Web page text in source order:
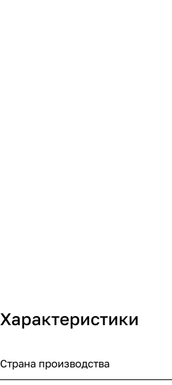
Характеристики
Страна производства